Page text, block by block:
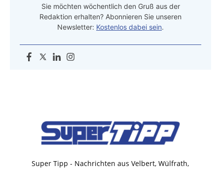
Sie möchten wöchentlich den Gruß aus der
Redaktion erhalten? Abonnieren Sie unseren
Newsletter: Kostenlos dabei sein.
Super Tipp - Nachrichten aus Velbert, Wülfrath,